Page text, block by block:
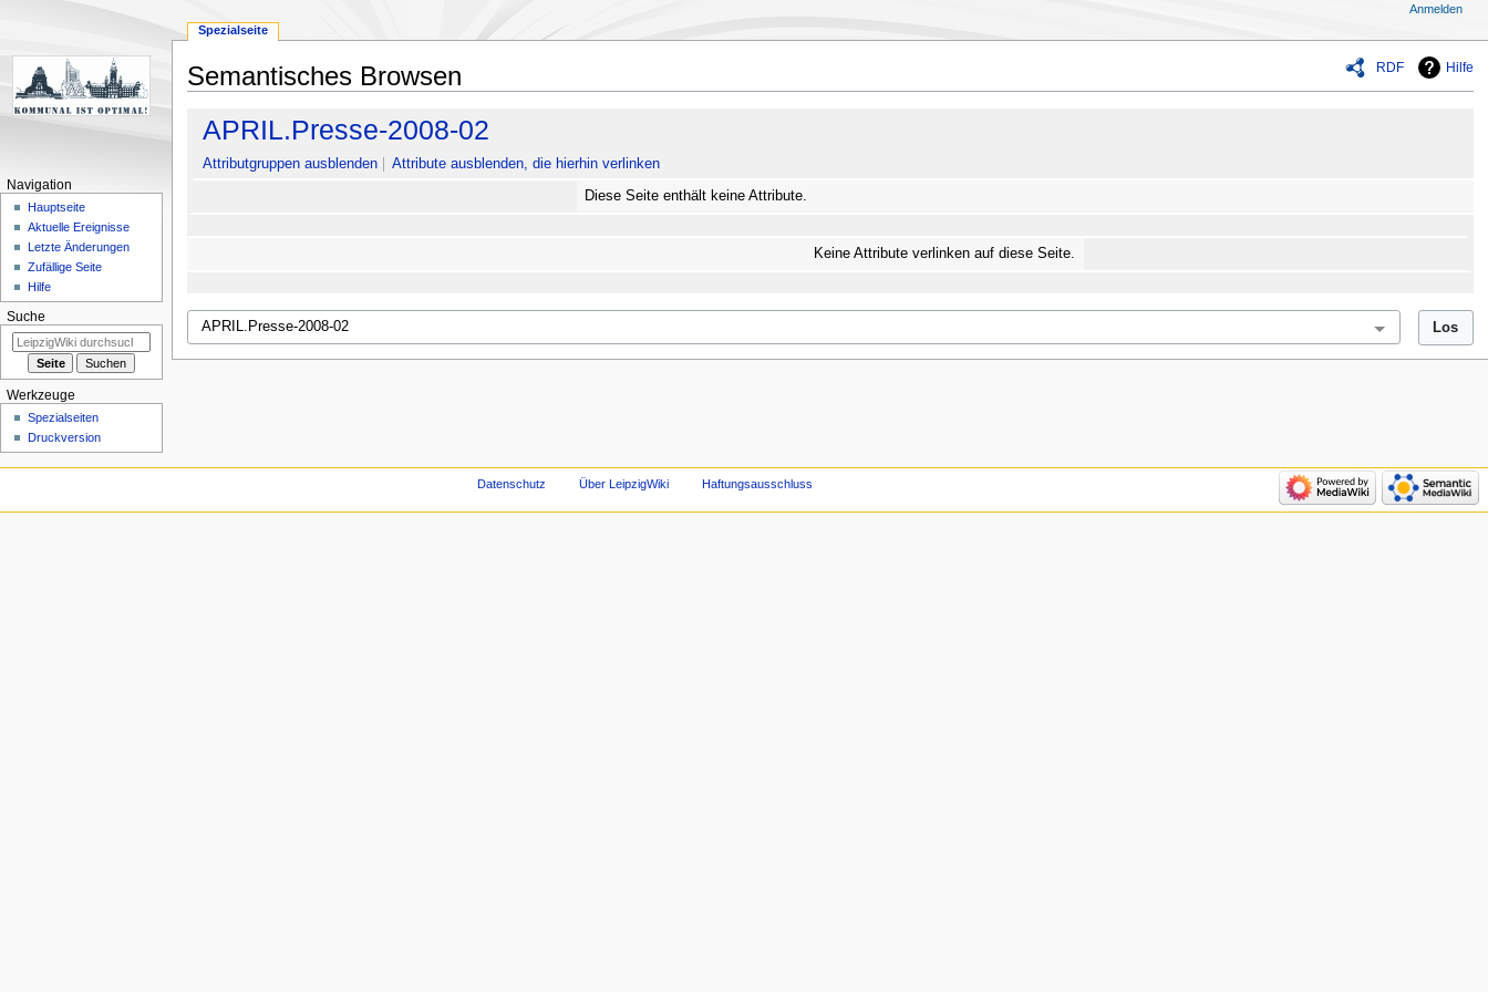
RDF Hilfe
Semantisches Browsen
Navigation
springen
Suche
springen
APRIL.Presse-2008-02
Attributgruppen ausblenden Attribute ausblenden, die hierhin verlinken
Diese Seite enthält keine Attribute.
Keine Attribute verlinken auf diese Seite.
Spezialseite
Anmelden
Navigation
Hauptseite
Aktuelle Ereignisse
Letzte Änderungen
Zufällige Seite
Hilfe
Suche
Werkzeuge
Spezialseiten
Druckversion
Datenschutz Über LeipzigWiki Haftungsausschluss